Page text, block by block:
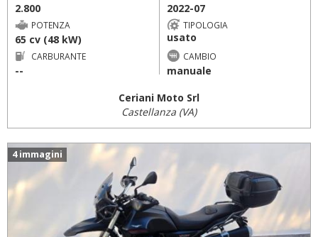
2.800 2022-07
POTENZA
65 cv (48 kW)
TIPOLOGIA
usato
CARBURANTE
--
CAMBIO
manuale
Ceriani Moto Srl
Castellanza (VA)
4 immagini